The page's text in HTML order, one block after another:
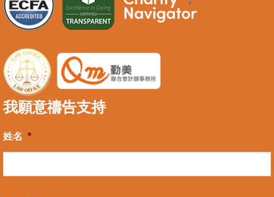
我願意禱告支持
姓名 *